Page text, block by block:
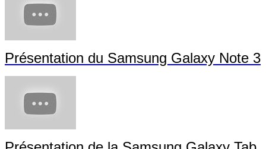
Samsung Games, les meilleurs jeux optimisés pour votre smartphone ou votre tablette Samsung
Autres Vidéos :
Présentation de la Samsung Galaxy
Gear